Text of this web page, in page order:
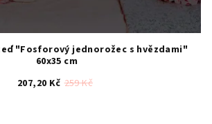
"Fosforový jednorožec s hvězdami"
60x35 cm
207,20 Kč 259 Kč